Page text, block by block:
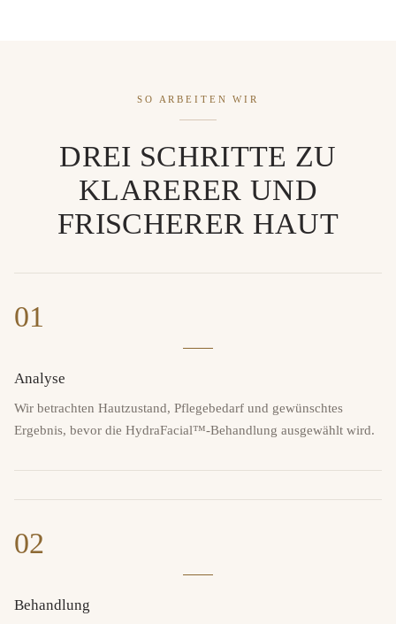
SO ARBEITEN WIR
DREI SCHRITTE ZU
KLARERER UND
FRISCHERER HAUT
01
Analyse
Wir betrachten Hautzustand, Pflegebedarf und gewünschtes
Ergebnis, bevor die HydraFacial™-Behandlung ausgewählt wird.
02
Behandlung